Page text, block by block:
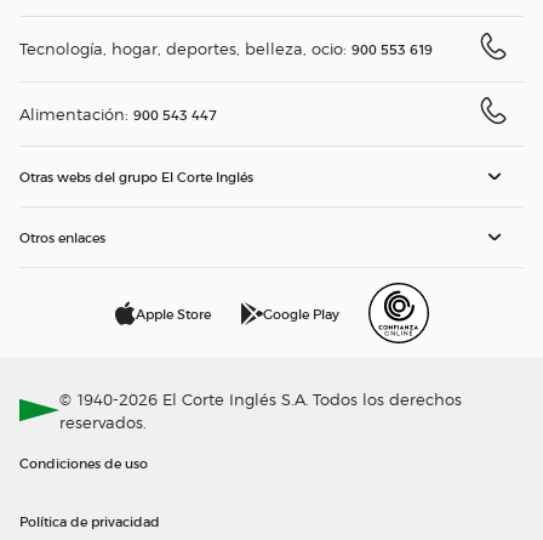
Tecnología, hogar, deportes, belleza, ocio: 900 553 619
Alimentación: 900 543 447
Otras webs del grupo El Corte Inglés
Otros enlaces
Apple Store Google Play
© 1940-2026 El Corte Inglés S.A. Todos los derechos
reservados.
Condiciones de uso
Política de privacidad